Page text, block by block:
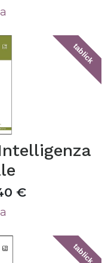
tablick
€
tablick